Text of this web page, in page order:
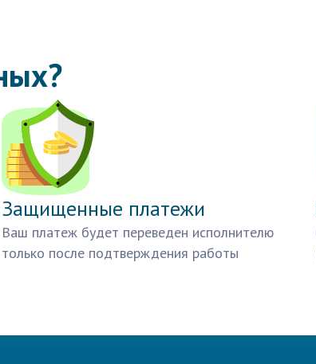
Защищенные платежи
Ваш платеж будет переведен исполнителю
только после подтверждения работы